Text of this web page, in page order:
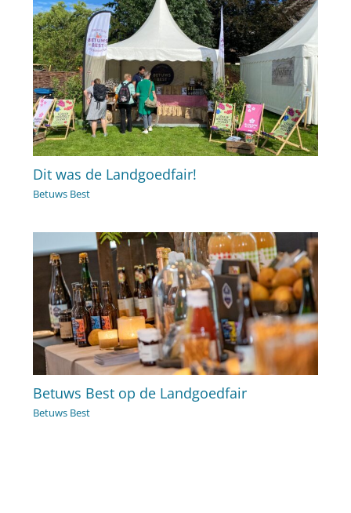
Dit was de Landgoedfair!
Betuws Best
Betuws Best op de Landgoedfair
Betuws Best